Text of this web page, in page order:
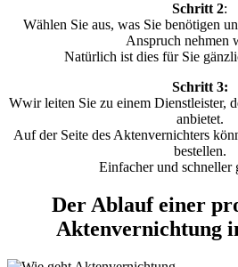
Schritt 2:
Wählen Sie aus, was Sie benötigen
Anspruch nehmen
Natürlich ist dies für Sie
Schritt 3:
Wwir leiten Sie zu einem Dienstleister,
anbietet.
Auf der Seite des Aktenvernichters
bestellen.
Einfacher und schneller
Der Ablauf einer
Aktenvernichtung